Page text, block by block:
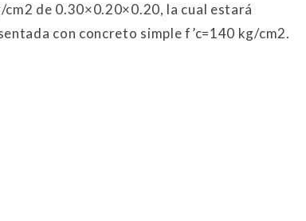
de 0.30×0.20×0.20, la cual estará
con concreto simple f’c=140 kg/cm2.